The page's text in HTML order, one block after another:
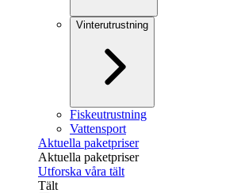
Vinterutrustning
Fiskeutrustning
Vattensport
Aktuella paketpriser
Aktuella paketpriser
Utforska våra tält
Tält